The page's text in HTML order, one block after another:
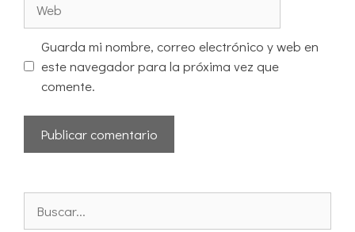
Guarda mi nombre, correo electrónico y web en
este navegador para la próxima vez que
comente.